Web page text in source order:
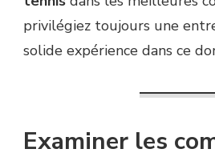
privilégiez toujours une
solide expérience dans ce
Examiner les